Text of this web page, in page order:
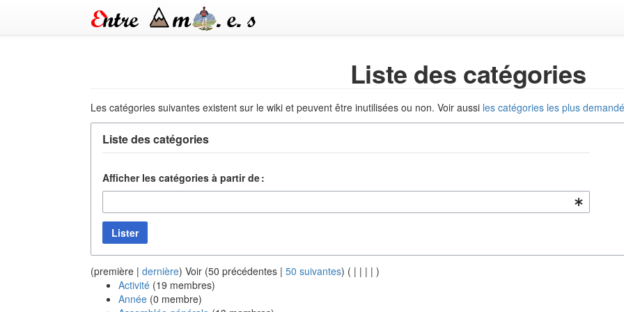
Liste des catégories
Les catégories suivantes existent sur le wiki et peuvent être inutilisées ou non. Voir aussi les catégories les plus
Liste des catégories
Afficher les catégories à partir de :
Lister
(première | dernière) Voir (50 précédentes | 50 suivantes) ( | | | | )
Activité ‏‎ (19 membres)
Année ‏‎ (0 membre)